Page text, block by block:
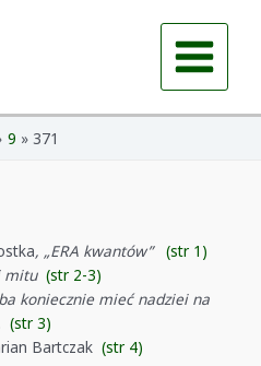
Main
Menu
9 371
, „ERA kwantów” (str 1)
mitu (str 2-3)
koniecznie mieć nadziei na
(str 3)
Bartczak (str 4)